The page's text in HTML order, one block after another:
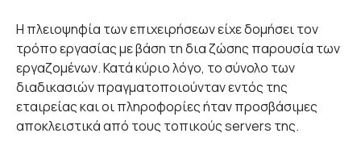
Η πλειοψηφία των επιχειρήσεων είχε δομήσει τον
τρόπο εργασίας με βάση τη δια ζώσης παρουσία των
εργαζομένων. Κατά κύριο λόγο, το σύνολο των
διαδικασιών πραγματοποιούνταν εντός της
εταιρείας και οι πληροφορίες ήταν προσβάσιμες
αποκλειστικά από τους τοπικούς servers της.